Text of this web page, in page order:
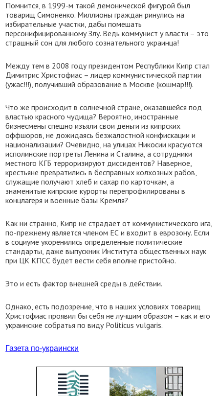
Помнится, в 1999-м такой демонической фигурой был
товарищ Симоненко. Миллионы граждан ринулись на
избирательные участки, дабы помешать
персонифицированному Злу. Ведь коммунист у власти – это
страшный сон для любого сознательного украинца!
Между тем в 2008 году президентом Республики Кипр стал
Димитрис Христофиас – лидер коммунистической партии
(ужас!!!), получивший образование в Москве (кошмар!!!).
Что же происходит в солнечной стране, оказавшейся под
властью красного чудища? Вероятно, иностранные
бизнесмены спешно изъяли свои деньги из кипрских
оффшоров, не дожидаясь безжалостной конфискации и
национализации? Очевидно, на улицах Никосии красуются
исполинские портреты Ленина и Сталина, а сотрудники
местного КГБ терроризируют диссидентов? Наверное,
крестьяне превратились в бесправных колхозных рабов,
служащие получают хлеб и сахар по карточкам, а
знаменитые кипрские курорты перепрофилированы в
концлагеря и военные базы Кремля?
Как ни странно, Кипр не страдает от коммунистического ига,
по-прежнему является членом ЕС и входит в еврозону. Если
в социуме укоренились определенные политические
стандарты, даже выпускник Института общественных наук
при ЦК КПСС будет вести себя вполне пристойно.
Это и есть фактор внешней среды в действии.
Однако, есть подозрение, что в наших условиях товарищ
Христофиас проявил бы себя не лучшим образом – как и его
украинские собратья по виду Politicus vulgaris.
Газета по-украински